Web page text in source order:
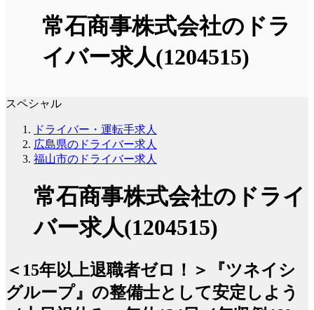
常石商事株式会社のドラ
イバー求人(1204515)
スペシャル
ドライバー・運転手求人
広島県のドライバー求人
福山市のドライバー求人
常石商事株式会社のドライ
バー求人(1204515)
＜15年以上退職者ゼロ！＞『ツネイシ
グループ』の整備士として安定しよう